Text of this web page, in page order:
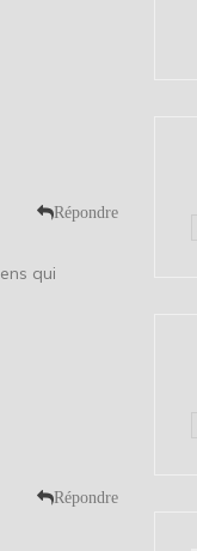
Répondre
qui
Répondre